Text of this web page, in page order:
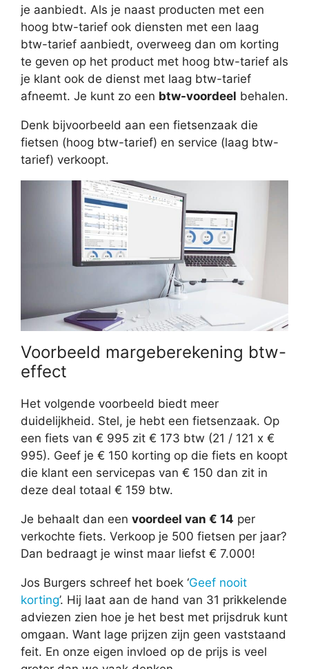
je aanbiedt. Als je naast producten met een
hoog btw-tarief ook diensten met een laag
btw-tarief aanbiedt, overweeg dan om korting
te geven op het product met hoog btw-tarief als
je klant ook de dienst met laag btw-tarief
afneemt. Je kunt zo een btw-voordeel behalen.
Denk bijvoorbeeld aan een fietsenzaak die
fietsen (hoog btw-tarief) en service (laag btw-
tarief) verkoopt.
Voorbeeld margeberekening btw-
effect
Het volgende voorbeeld biedt meer
duidelijkheid. Stel, je hebt een fietsenzaak. Op
een fiets van € 995 zit € 173 btw (21 / 121 x €
995). Geef je € 150 korting op die fiets en koopt
die klant een servicepas van € 150 dan zit in
deze deal totaal € 159 btw.
Je behaalt dan een voordeel van € 14 per
verkochte fiets. Verkoop je 500 fietsen per jaar?
Dan bedraagt je winst maar liefst € 7.000!
Jos Burgers schreef het boek ‘Geef nooit
korting’. Hij laat aan de hand van 31 prikkelende
adviezen zien hoe je het best met prijsdruk kunt
omgaan. Want lage prijzen zijn geen vaststaand
feit. En onze eigen invloed op de prijs is veel